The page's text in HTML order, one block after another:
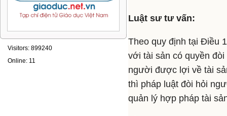
Visitors: 899240
Online: 11
Luật sư tư vấn:
Theo quy định tại Điều
với tài sản có quyền
người được lợi về tài
thì pháp luật đòi hỏi
quản lý hợp pháp tài